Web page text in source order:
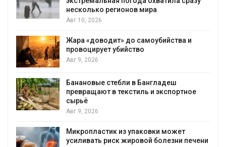
несколько регионов мира
Авг 10, 2026
Жара «доводит» до самоубийства и
провоцирует убийство
Авг 9, 2026
Банановые стебли в Бангладеш
превращают в текстиль и экспортное
сырьё
Авг 9, 2026
Микропластик из упаковки может
усиливать риск жировой болезни печени